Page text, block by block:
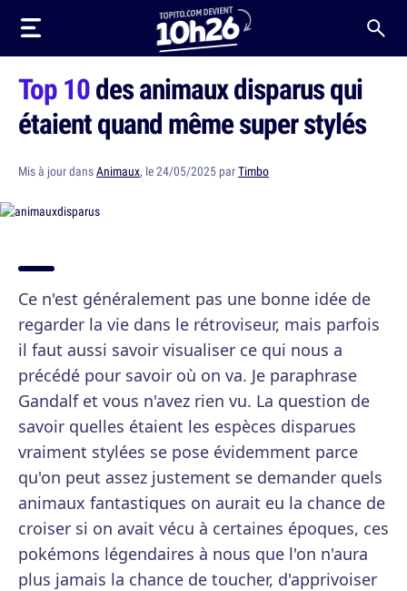
Top 10des animaux disparus qui
étaient quand même super stylés
Mis à jour dansAnimaux, le 24/05/2025 parTimbo
Ce n'est généralement pas une bonne idée de
regarder la vie dans le rétroviseur, mais parfois
il faut aussi savoir visualiser ce qui nous a
précédé pour savoir où on va. Je paraphrase
Gandalf et vous n'avez rien vu. La question de
savoir quelles étaient les espèces disparues
vraiment stylées se pose évidemment parce
qu'on peut assez justement se demander quels
animaux fantastiques on aurait eu la chance de
croiser si on avait vécu à certaines époques, ces
pokémons légendaires à nous que l'on n'aura
plus jamais la chance de toucher, d'apprivoiser